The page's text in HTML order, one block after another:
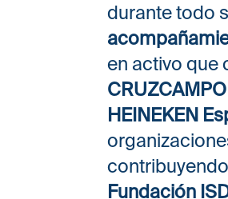
durante todo
en activo que
CRUZCAMPO
HEINEKEN
Fundación